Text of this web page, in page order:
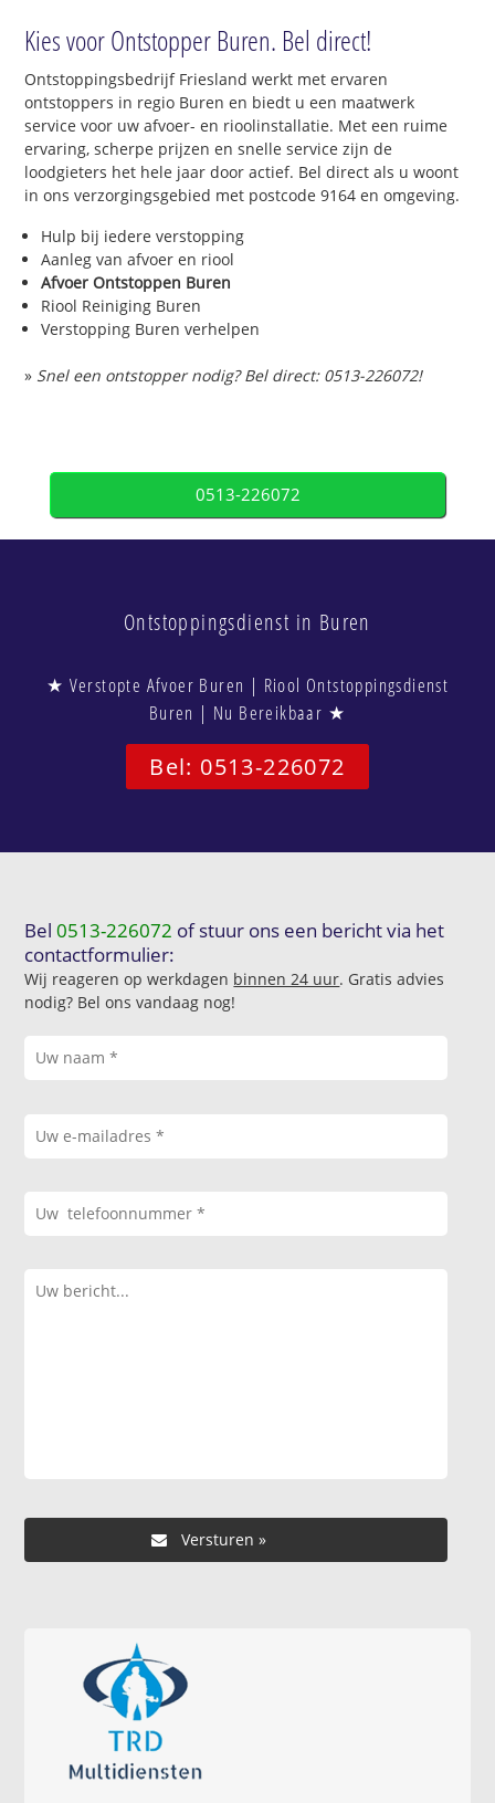
Kies voor Ontstopper Buren. Bel direct!
Ontstoppingsbedrijf Friesland werkt met ervaren
ontstoppers in regio Buren en biedt u een maatwerk
service voor uw afvoer- en rioolinstallatie. Met een ruime
ervaring, scherpe prijzen en snelle service zijn de
loodgieters het hele jaar door actief. Bel direct als u woont
in ons verzorgingsgebied met postcode 9164 en omgeving.
Hulp bij iedere verstopping
Aanleg van afvoer en riool
Afvoer Ontstoppen Buren
Riool Reiniging Buren
Verstopping Buren verhelpen
» Snel een ontstopper nodig? Bel direct: 0513-226072!
0513-226072
Ontstoppingsdienst in Buren
★ Verstopte Afvoer Buren | Riool Ontstoppingsdienst
Buren | Nu Bereikbaar ★
Bel: 0513-226072
Bel0513-226072 of stuur ons een bericht via het
contactformulier:
Wij reageren op werkdagen binnen 24 uur. Gratis advies
nodig? Bel ons vandaag nog!